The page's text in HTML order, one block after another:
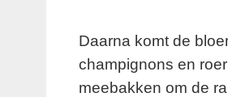
Daarna komt de
champignons en
meebakken om de